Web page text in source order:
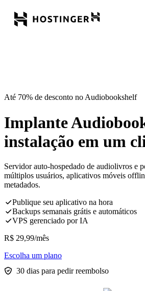
Até 70% de desconto no Audiobookshelf
Implante
instalação em um
Servidor auto-hospedado de audiolivros e
múltiplos usuários, aplicativos móveis
metadados.
Publique seu aplicativo na hora
Backups semanais grátis e automáticos
VPS gerenciado por IA
R$ 29,99/mês
Escolha um plano
30 dias para pedir reembolso